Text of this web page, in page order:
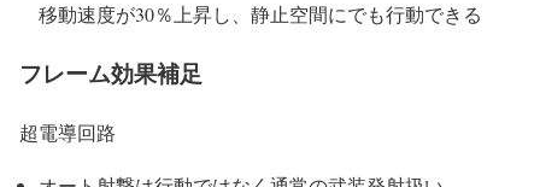
移動速度が30％上昇し、静止空間にでも行動できる
フレーム効果補足
超電導回路